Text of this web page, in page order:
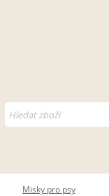
Misky pro psy